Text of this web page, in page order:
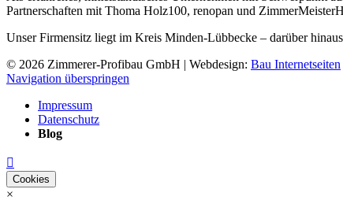
Partnerschaften mit Thoma Holz100, renopan und
Unser Firmensitz liegt im Kreis Minden-Lübbecke – darüber
© 2026 Zimmerer-Profibau GmbH | Webdesign: Bau Internetseiten
Navigation überspringen
Impressum
Datenschutz
Blog
Cookies
×